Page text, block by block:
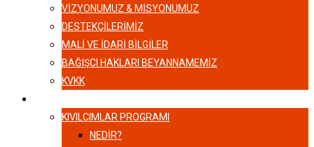
VİZYONUMUZ & MİSYONUMUZ
DESTEKÇILERIMIZ
MALI VE İDARI BILGILER
BAĞIŞCI HAKLARI BEYANNAMEMIZ
KVKK
KIVILCIMLAR PROGRAMI
NEDİR?